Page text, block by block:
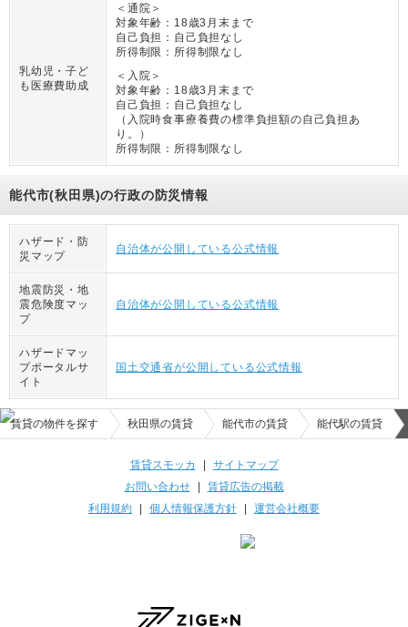
乳幼児・子ど
も医療費助成
＜通院＞
対象年齢： 18歳3月末まで
自己負担： 自己負担なし
所得制限： 所得制限なし
＜入院＞
対象年齢： 18歳3月末まで
自己負担： 自己負担なし
（ 入院時食事療養費の標準負担額の自己負担あ
り。
）
所得制限： 所得制限なし
能代市(秋田県)の行政の防災情報
ハザード・防
災マップ
自治体が公開している公式情報
地震防災・地
震危険度マッ
プ
自治体が公開している公式情報
ハザードマッ
プポータルサ
イト
国土交通省が公開している公式情報
賃貸の物件を探す 秋田県の賃貸 能代市の賃貸 能代駅の賃貸
賃貸スモッカ | サイトマップ
お問い合わせ| 賃貸広告の掲載
利用規約 | 個人情報保護方針 | 運営会社概要